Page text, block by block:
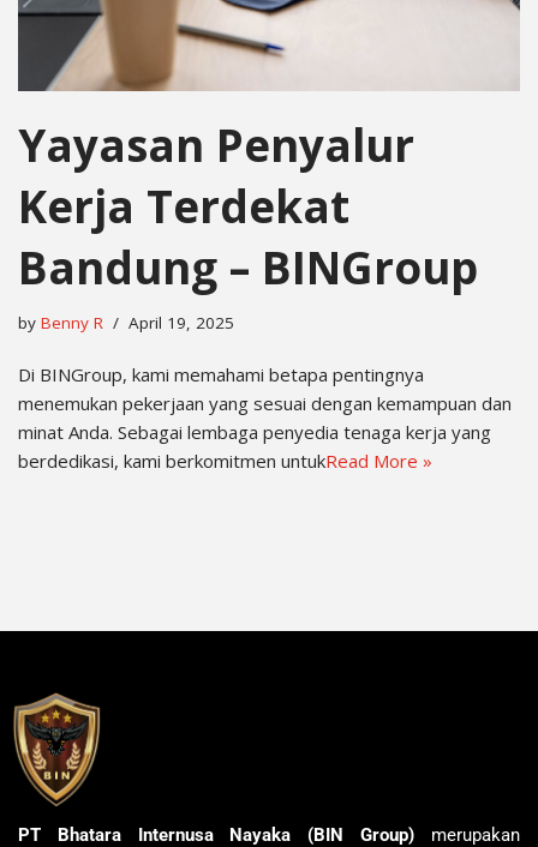
Yayasan Penyalur
Kerja Terdekat
Bandung – BINGroup
by Benny R April 19, 2025
Di BINGroup, kami memahami betapa pentingnya
menemukan pekerjaan yang sesuai dengan kemampuan dan
minat Anda. Sebagai lembaga penyedia tenaga kerja yang
berdedikasi, kami berkomitmen untukRead More »
PT Bhatara Internusa Nayaka (BIN Group) merupakan